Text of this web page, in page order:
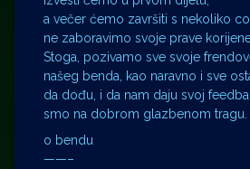
a večer ćemo završiti s nekoliko
ne zaboravimo svoje prave
Stoga, pozivamo sve svoje
našeg benda, kao naravno i sve
da dođu, i da nam daju svoj
smo na dobrom glazbenom tragu.
o bendu
——–